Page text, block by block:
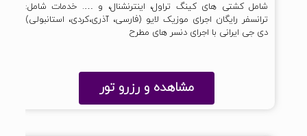
شامل کشتی های کینگ تراول، اینترنشنال، و …. خدمات شامل:
ترانسفر رایگان اجرای موزیک لایو (فارسی، آذری،کردی، استانبولی)
دی جی ایرانی با اجرای دنسر های مطرح
مشاهده و رزرو تور